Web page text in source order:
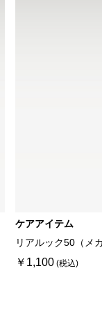
ケアアイテム
リアルック50（メ
￥1,100